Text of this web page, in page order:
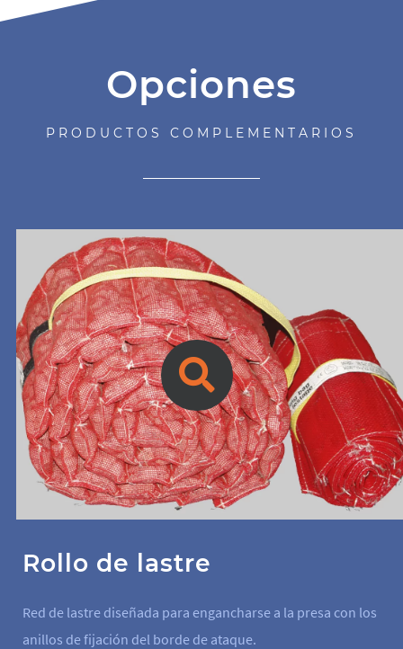
Opciones
PRODUCTOS COMPLEMENTARIOS
Rollo de lastre
Red de lastre diseñada para engancharse a la presa con los
anillos de fijación del borde de ataque.